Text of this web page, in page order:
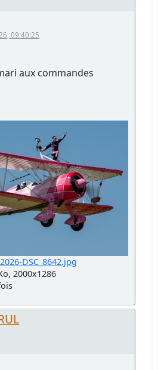
09:40:25
aux commandes
DSC_8642.jpg
2000x1286